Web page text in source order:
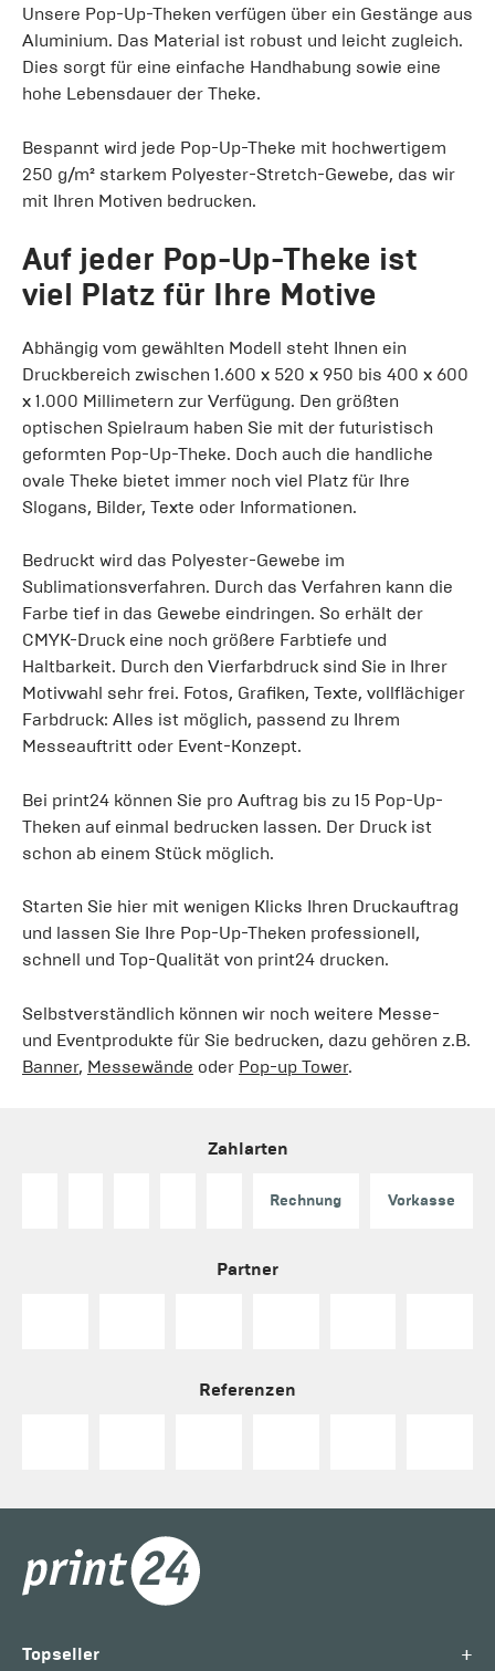
Unsere Pop-Up-Theken verfügen über ein Gestänge aus
Aluminium. Das Material ist robust und leicht zugleich.
Dies sorgt für eine einfache Handhabung sowie eine
hohe Lebensdauer der Theke.
Bespannt wird jede Pop-Up-Theke mit hochwertigem
250 g/m² starkem Polyester-Stretch-Gewebe, das wir
mit Ihren Motiven bedrucken.
Auf jeder Pop-Up-Theke ist
viel Platz für Ihre Motive
Abhängig vom gewählten Modell steht Ihnen ein
Druckbereich zwischen 1.600 x 520 x 950 bis 400 x 600
x 1.000 Millimetern zur Verfügung. Den größten
optischen Spielraum haben Sie mit der futuristisch
geformten Pop-Up-Theke. Doch auch die handliche
ovale Theke bietet immer noch viel Platz für Ihre
Slogans, Bilder, Texte oder Informationen.
Bedruckt wird das Polyester-Gewebe im
Sublimationsverfahren. Durch das Verfahren kann die
Farbe tief in das Gewebe eindringen. So erhält der
CMYK-Druck eine noch größere Farbtiefe und
Haltbarkeit. Durch den Vierfarbdruck sind Sie in Ihrer
Motivwahl sehr frei. Fotos, Grafiken, Texte, vollflächiger
Farbdruck: Alles ist möglich, passend zu Ihrem
Messeauftritt oder Event-Konzept.
Bei print24 können Sie pro Auftrag bis zu 15 Pop-Up-
Theken auf einmal bedrucken lassen. Der Druck ist
schon ab einem Stück möglich.
Starten Sie hier mit wenigen Klicks Ihren Druckauftrag
und lassen Sie Ihre Pop-Up-Theken professionell,
schnell und Top-Qualität von print24 drucken.
Selbstverständlich können wir noch weitere Messe-
und Eventprodukte für Sie bedrucken, dazu gehören z.B.
Banner, Messewände oder Pop-up Tower.
Zahlarten
Rechnung Vorkasse
Partner
Referenzen
Topseller +